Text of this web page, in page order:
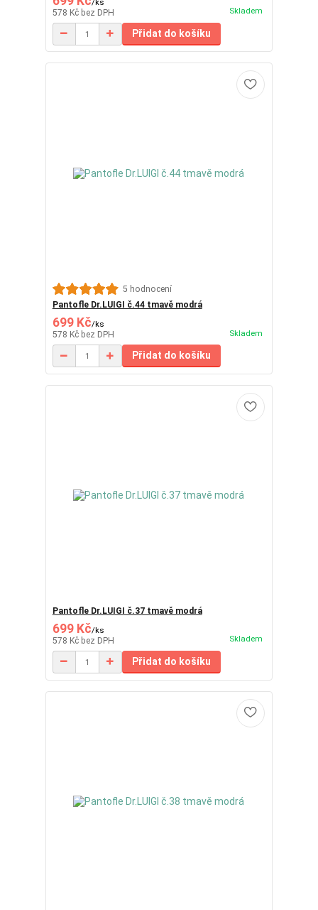
578 Kč bez DPH Skladem
Přidat do košíku
5 hodnocení
Pantofle Dr.LUIGI č.44 tmavě modrá
699 Kč/ks
578 Kč bez DPH Skladem
Přidat do košíku
Pantofle Dr.LUIGI č.37 tmavě modrá
699 Kč/ks
578 Kč bez DPH Skladem
Přidat do košíku